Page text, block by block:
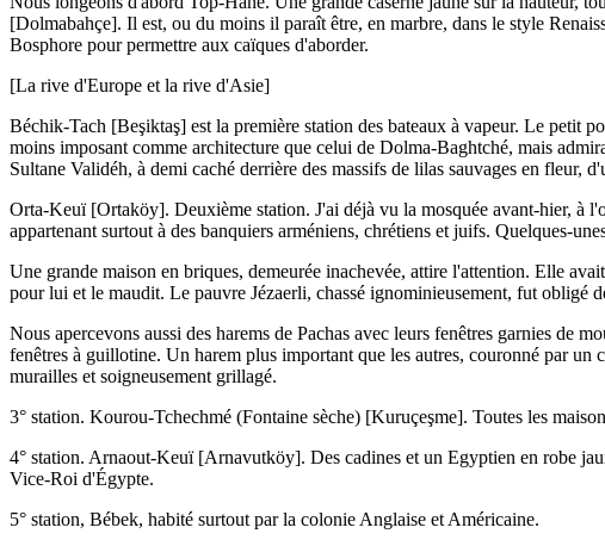
[Dolmabahçe]. Il est, ou du moins il paraît être, en marbre, dans le style
Bosphore pour permettre aux caïques d'aborder.
[La rive d'Europe et la rive d'Asie]
Béchik-Tach [Beşiktaş] est la première station des bateaux à vapeur. Le petit
moins imposant comme architecture que celui de Dolma-Baghtché, mais
Sultane Validéh, à demi caché derrière des massifs de lilas sauvages en fleur,
Orta-Keuï [Ortaköy]. Deuxième station. J'ai déjà vu la mosquée avant-hier, à
appartenant surtout à des banquiers arméniens, chrétiens et juifs. Quelques-
Une grande maison en briques, demeurée inachevée, attire l'attention. Elle
pour lui et le maudit. Le pauvre Jézaerli, chassé ignominieusement, fut obligé
Nous apercevons aussi des harems de Pachas avec leurs fenêtres garnies de
fenêtres à guillotine. Un harem plus important que les autres, couronné par
murailles et soigneusement grillagé.
3° station. Kourou-Tchechmé (Fontaine sèche) [Kuruçeşme]. Toutes les
4° station. Arnaout-Keuï [Arnavutköy]. Des cadines et un Egyptien en robe
Vice-Roi d'Égypte.
5° station, Bébek, habité surtout par la colonie Anglaise et Américaine.